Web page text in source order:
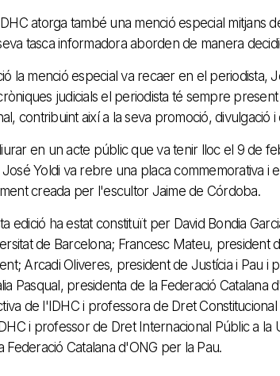
atorga també una menció especial mitjans
tasca informadora aborden de manera
la menció especial va recaer en el periodista,
judicials el periodista té sempre
contribuint així a la seva promoció, divulgació i
en un acte públic que va tenir lloc el 9 de
Yoldi va rebre una placa commemorativa i
creada per l'escultor Jaime de Córdoba.
edició ha estat constituït per David Bondia
de Barcelona; Francesc Mateu, president
Arcadi Oliveres, president de Justícia i Pau
Pasqual, presidenta de la Federació
de l'IDHC i professora de Dret
i professor de Dret Internacional Públic a
Federació Catalana d'ONG per la Pau.